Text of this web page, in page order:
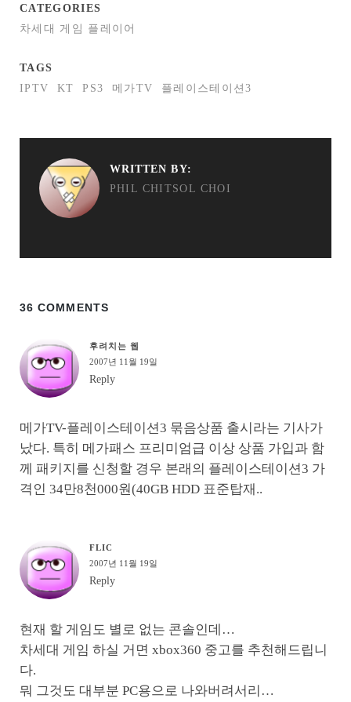
CATEGORIES
차세대 게임 플레이어
TAGS
IPTV
KT PS3 메가TV 플레이스테이션3
WRITTEN BY:
PHIL CHITSOL CHOI
36 COMMENTS
후려치는 웹
2007년 11월 19일
Reply
메가TV-플레이스테이션3 묶음상품 출시라는 기사가
났다. 특히 메가패스 프리미엄급 이상 상품 가입과 함
께 패키지를 신청할 경우 본래의 플레이스테이션3 가
격인 34만8천000원(40GB HDD 표준탑재..
FLIC
2007년 11월 19일
Reply
현재 할 게임도 별로 없는 콘솔인데…
차세대 게임 하실 거면 xbox360 중고를 추천해드립니
다.
뭐 그것도 대부분 PC용으로 나와버려서리…